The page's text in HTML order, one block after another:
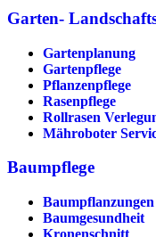
Garten-
Gartenplanung
Gartenpflege
Pflanzenpflege
Rasenpflege
Rollrasen
Mähroboter
Baumpflege
Baumpflanzungen
Baumgesundheit